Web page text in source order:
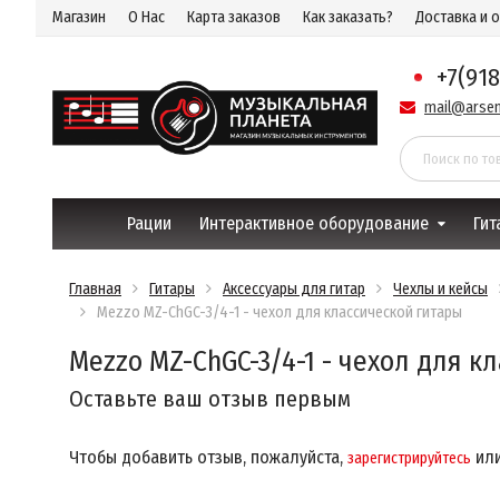
Магазин О Нас Карта заказов Как заказать? Доставка и
Рации Интерактивное оборудование
Главная Гитары Аксессуары для гитар Чехлы и кейсы
Mezzo MZ-ChGC-3/4-1 - чехол для классической гитары
Mezzo MZ-ChGC-3/4-1 - чехол для
Оставьте ваш отзыв первым
Чтобы добавить отзыв, пожалуйста, зарегистрируйтесь